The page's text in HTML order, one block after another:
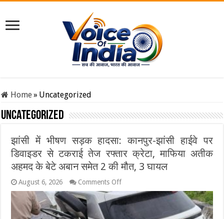
Home» Uncategorized
Uncategorized
झांसी में भीषण सड़क हादसा: कानपुर-झांसी हाईवे पर
डिवाइडर से टकराई तेज रफ्तार क्रेटा, माफिया अतीक
अहमद के बेटे अबान समेत 2 की मौत, 3 घायल
August 6, 2026 Comments Offon
झांसी
में
भीषण